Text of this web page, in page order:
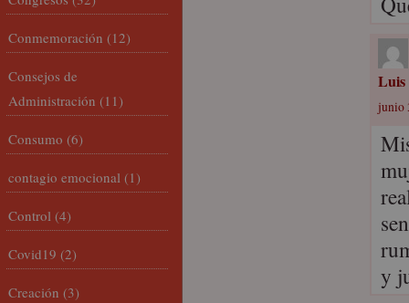
Luis
junio
y
Conmemoración (12)
Consejos de
Administración (11)
Consumo (6)
contagio emocional (1)
Control (4)
Covid19 (2)
Creación (3)